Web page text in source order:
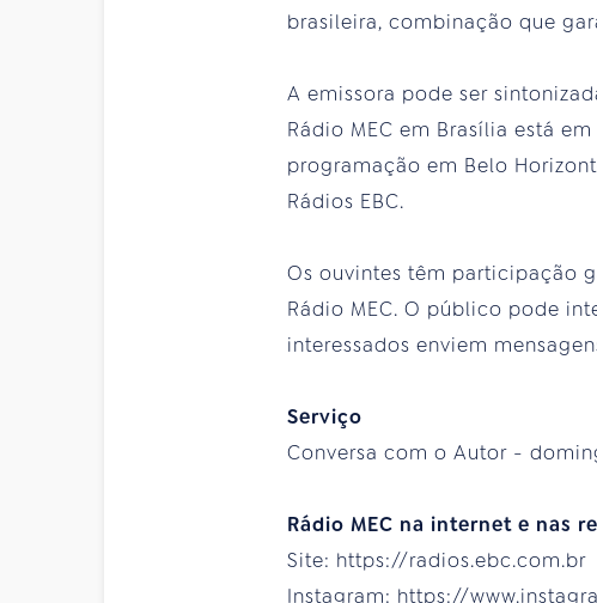
brasileira, combinação que
A emissora pode ser
Rádio MEC em Brasília está
programação em Belo
Rádios EBC.
Os ouvintes têm participação
Rádio MEC. O público pode
interessados enviem
Serviço
Conversa com o Autor -
Rádio MEC na internet e nas
Site: https://radios.ebc.com.br
Instagram: https://